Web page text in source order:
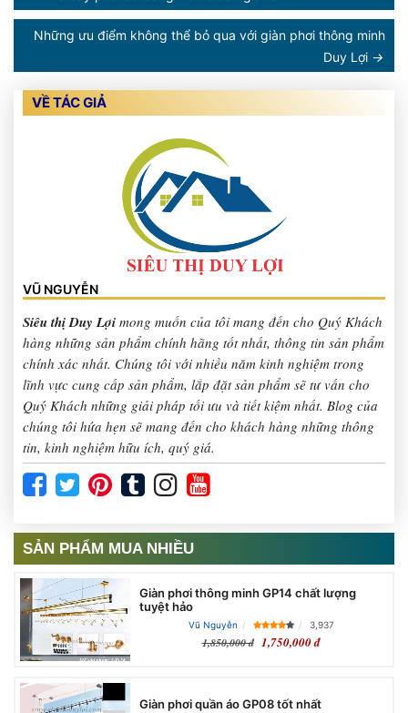
Những ưu điểm không thể bỏ qua với giàn phơi thông minh
Duy Lợi →
VỀ TÁC GIẢ
VŨ NGUYỄN
Siêu thị Duy Lợi mong muốn của tôi mang đến cho Quý Khách
hàng những sản phẩm chính hãng tốt nhất, thông tin sản phẩm
chính xác nhất. Chúng tôi với nhiều năm kinh nghiệm trong
lĩnh vực cung cấp sản phẩm, lắp đặt sản phẩm sẽ tư vấn cho
Quý Khách những giải pháp tối ưu và tiết kiệm nhất. Blog của
chúng tôi hứa hẹn sẽ mang đến cho khách hàng những thông
tin, kinh nghiệm hữu ích, quý giá.
SẢN PHẨM MUA NHIỀU
Giàn phơi thông minh GP14 chất lượng
tuyệt hảo
Vũ Nguyễn 3,937
1,850,000 đ 1,750,000 đ
Giàn phơi quần áo GP08 tốt nhất